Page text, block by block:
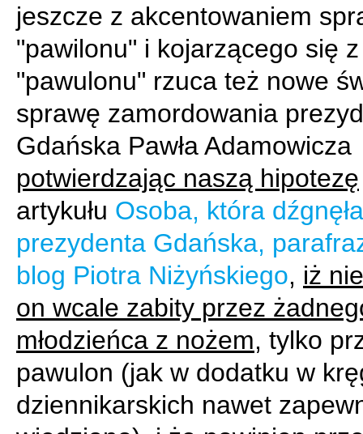
jeszcze z akcentowaniem
"pawilonu" i kojarzącego się
"pawulonu" rzuca też nowe
sprawę zamordowania
Gdańska Pawła Adamowicza
potwierdzając naszą hipotezę
artykułu Osoba, która
prezydenta Gdańska,
blog Piotra Niżyńskiego, iż
on wcale zabity przez
młodzieńca z nożem, tylko
pawulon (jak w dodatku w
dziennikarskich nawet